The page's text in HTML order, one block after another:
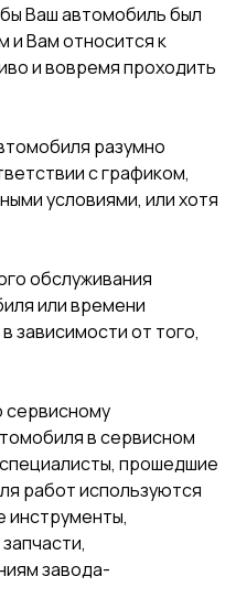
Ваш автомобиль был
и Вам относится к
и вовремя проходить
разумно
с графиком,
условиями, или хотя
обслуживания
или времени
зависимости от того,
сервисному
в сервисном
прошедшие
работ используются
инструменты,
завода-